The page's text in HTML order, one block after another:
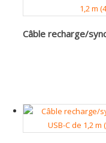
Câble recharge/